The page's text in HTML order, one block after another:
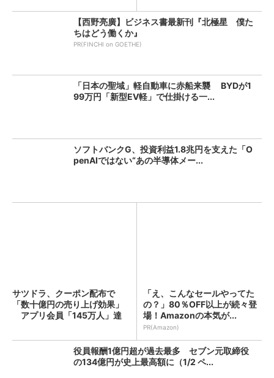
【西野亮廣】ビジネス書最新刊『北極星 僕た
ちはどう働くか』
PR(FINCHI on GOETHE)
「日本の聖域」軽自動車に赤船来襲 BYDが1
99万円「新型EV軽」で仕掛ける一...
ソフトバンクG、投資利益1.8兆円を支えた「O
penAIではない“あの半導体メー...
サツドラ、クーポン配布で
「数十億円の売り上げ効果」
アプリ会員「145万人」達
「え、こんなセールやってた
の？」80％OFF以上が続々登
場！Amazonの本気が...
PR(Amazon)
役員報酬1億円超が過去最多 セブン元取締役
の134億円が史上最高額に（1/2 ペ...